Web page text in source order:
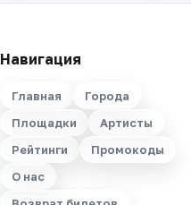
Навигация
Главная
Города
Площадки
Артисты
Рейтинги
Промокоды
О нас